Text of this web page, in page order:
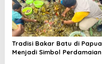
Tradisi Bakar Batu di Papua
Menjadi Simbol Perdamaian